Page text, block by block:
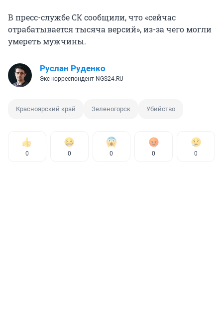
В пресс-службе СК сообщили, что «сейчас
отрабатывается тысяча версий», из-за чего могли
умереть мужчины.
Руслан Руденко
Экс-корреспондент NGS24.RU
Красноярский край Зеленогорск Убийство
0 0 0 0 0